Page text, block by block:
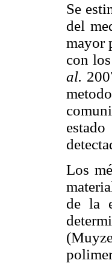
Se
del
mayor
con
al.
Los
de la